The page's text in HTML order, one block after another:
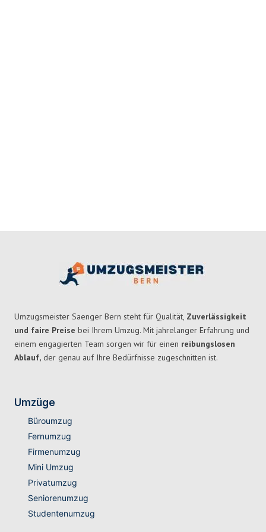
Umzugsmeister Saenger Bern steht für Qualität, Zuverlässigkeit
und faire Preise bei Ihrem Umzug. Mit jahrelanger Erfahrung und
einem engagierten Team sorgen wir für einen reibungslosen
Ablauf, der genau auf Ihre Bedürfnisse zugeschnitten ist.
Umzüge
Büroumzug
Fernumzug
Firmenumzug
Mini Umzug
Privatumzug
Seniorenumzug
Studentenumzug